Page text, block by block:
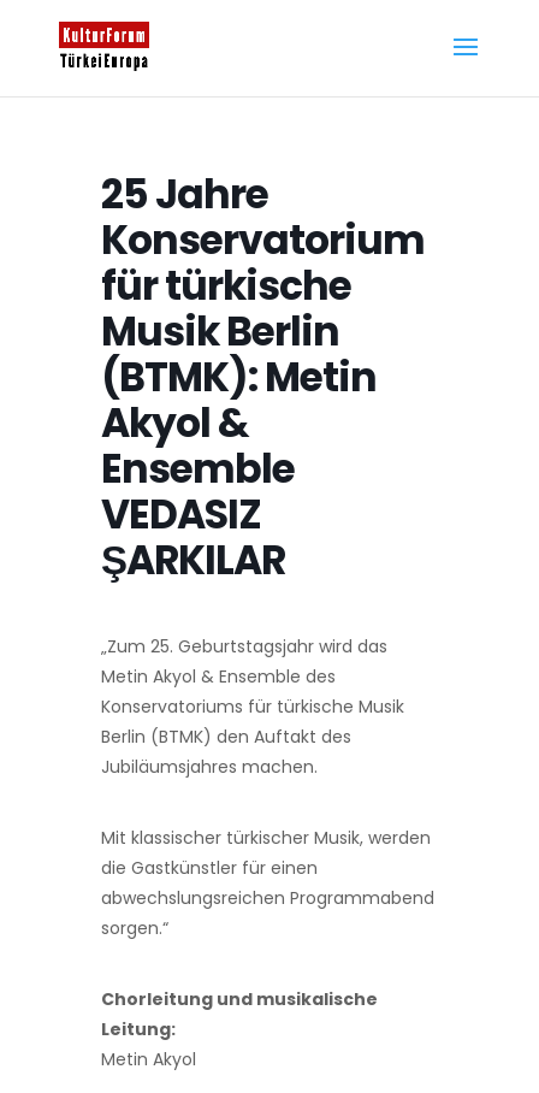
25 Jahre
Konservatorium
für türkische
Musik Berlin
(BTMK): Metin
Akyol &
Ensemble
VEDASIZ
ŞARKILAR
„Zum 25. Geburtstagsjahr wird das
Metin Akyol & Ensemble des
Konservatoriums für türkische Musik
Berlin (BTMK) den Auftakt des
Jubiläumsjahres machen.
Mit klassischer türkischer Musik, werden
die Gastkünstler für einen
abwechslungsreichen Programmabend
sorgen.“
Chorleitung und musikalische
Leitung:
Metin Akyol